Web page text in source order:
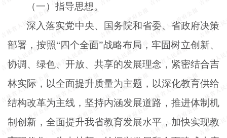
（一）指导思想。
深入落实党中央、国务院和省委、省政府决策
部署，按照“四个全面”战略布局，牢固树立创新、
协调、绿色、开放、共享的发展理念，紧密结合吉
林实际，以全面提升质量为主题，以深化教育供给
结构改革为主线，坚持内涵发展道路，推进体制机
制创新，全面提升我省教育发展水平，加快实现教